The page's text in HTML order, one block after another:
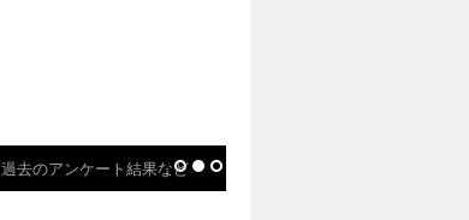
過去のアンケート結果など